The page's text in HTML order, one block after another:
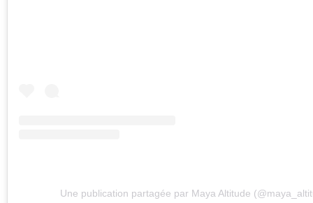
Une publication partagée par Maya Altitude